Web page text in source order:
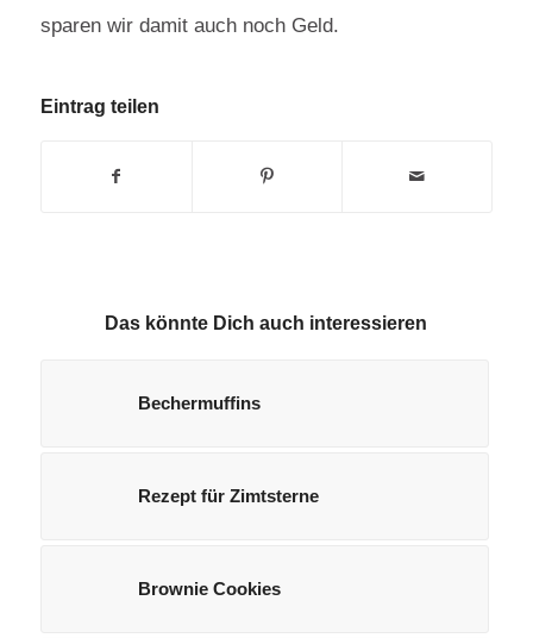
sparen wir damit auch noch Geld.
Eintrag teilen
Das könnte Dich auch interessieren
Bechermuffins
Rezept für Zimtsterne
Brownie Cookies